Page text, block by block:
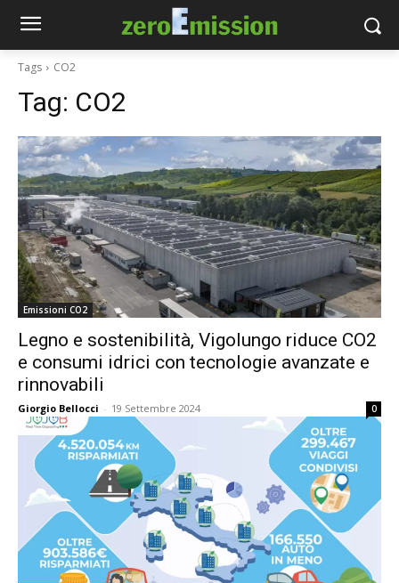
Tags CO2
Tag: CO2
Emissioni CO2
Legno e sostenibilità, Vigolungo riduce CO2
e consumi idrici con tecnologie avanzate e
rinnovabili
Giorgio Bellocci - 19 Settembre 2024 0